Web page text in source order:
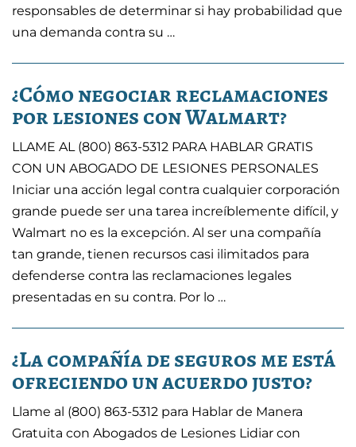
responsables de determinar si hay probabilidad que
una demanda contra su …
¿Cómo negociar reclamaciones
por lesiones con Walmart?
LLAME AL (800) 863-5312 PARA HABLAR GRATIS
CON UN ABOGADO DE LESIONES PERSONALES
Iniciar una acción legal contra cualquier corporación
grande puede ser una tarea increíblemente difícil, y
Walmart no es la excepción. Al ser una compañía
tan grande, tienen recursos casi ilimitados para
defenderse contra las reclamaciones legales
presentadas en su contra. Por lo …
¿La compañía de seguros me está
ofreciendo un acuerdo justo?
Llame al (800) 863-5312 para Hablar de Manera
Gratuita con Abogados de Lesiones Lidiar con